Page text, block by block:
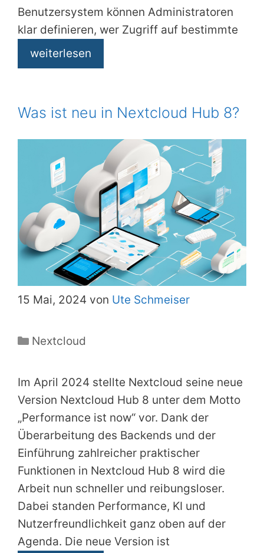
Benutzersystem können Administratoren
klar definieren, wer Zugriff auf bestimmte
weiterlesen
Was ist neu in Nextcloud Hub 8?
15 Mai, 2024 von Ute Schmeiser
Kategorien
Nextcloud
Im April 2024 stellte Nextcloud seine neue
Version Nextcloud Hub 8 unter dem Motto
„Performance ist now“ vor. Dank der
Überarbeitung des Backends und der
Einführung zahlreicher praktischer
Funktionen in Nextcloud Hub 8 wird die
Arbeit nun schneller und reibungsloser.
Dabei standen Performance, KI und
Nutzerfreundlichkeit ganz oben auf der
Agenda. Die neue Version ist